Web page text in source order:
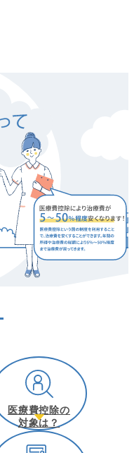
医療費控除の
対象は？